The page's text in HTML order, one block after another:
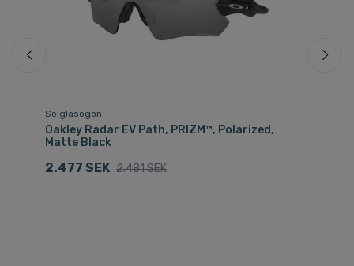
Solglasögon
Oakley Radar EV Path, PRIZM™, Polarized,
Matte Black
2.477 SEK 2.481 SEK